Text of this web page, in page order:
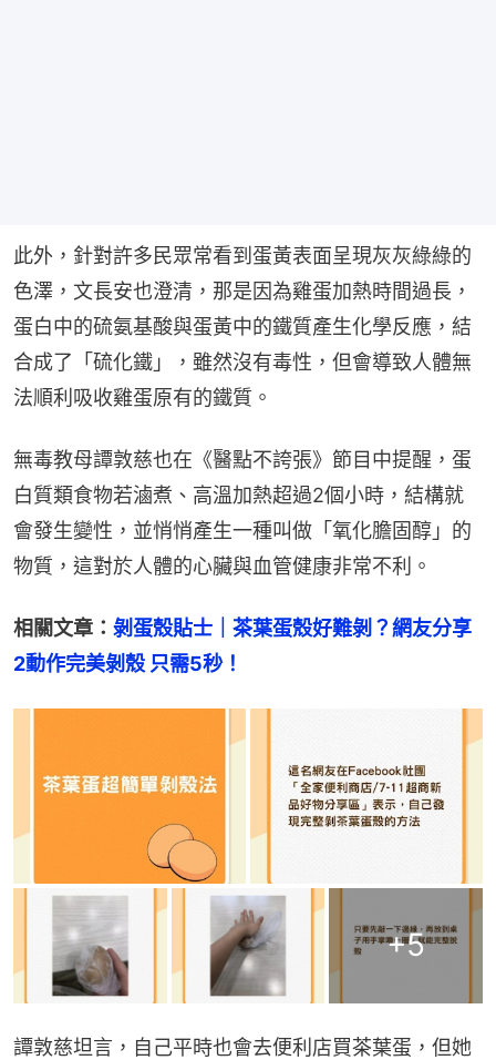
此外，針對許多民眾常看到蛋黃表面呈現灰灰綠綠的
色澤，文長安也澄清，那是因為雞蛋加熱時間過長，
蛋白中的硫氨基酸與蛋黃中的鐵質產生化學反應，結
合成了「硫化鐵」，雖然沒有毒性，但會導致人體無
法順利吸收雞蛋原有的鐵質。
無毒教母譚敦慈也在《醫點不誇張》節目中提醒，蛋
白質類食物若滷煮、高溫加熱超過2個小時，結構就
會發生變性，並悄悄產生一種叫做「氧化膽固醇」的
物質，這對於人體的心臟與血管健康非常不利。
相關文章： 剝蛋殼貼士｜茶葉蛋殼好難剝？網友分享
2動作完美剝殼 只需5秒！
+5
譚敦慈坦言，自己平時也會去便利店買茶葉蛋，但她